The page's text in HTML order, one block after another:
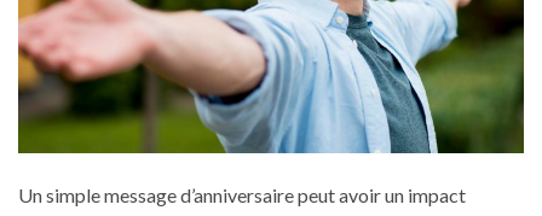
Un simple message d’anniversaire peut avoir un impact